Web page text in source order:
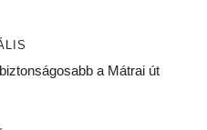
a Mátrai út